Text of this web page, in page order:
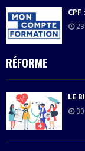
RÉFORME
LE